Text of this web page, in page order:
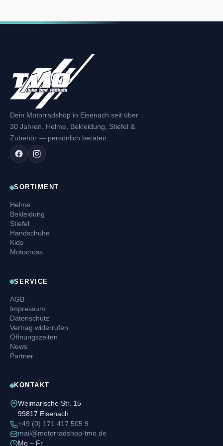
Dein Motorradshop in Eisenach seit über
30 Jahren. Helme, Bekleidung, Stiefel &
Zubehör — persönlich beraten.
SORTIMENT
Helme
Bekleidung
Stiefel
Handschuhe
Kids
Motocross
SERVICE
AGB
Impressum
Datenschutz
Vertrag widerrufen
Öffnungszeiten
News
Partner
KONTAKT
Weimarische Str. 15
99817 Eisenach
+49 (0) 171 417 505 9
mail@motorradshop-tmo.de
Mo – Fr